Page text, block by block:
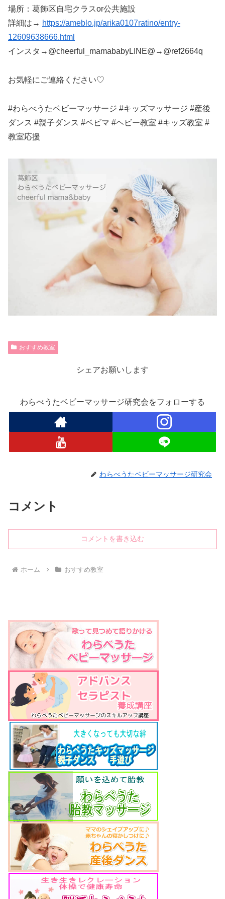
場所：葛飾区自宅クラスor公共施設
詳細は→ https://ameblo.jp/arika0107ratino/entry-
12609638666.html
インスタ→@cheerful_mamababyLINE@→@ref2664q
お気軽にご連絡ください♡
#わらべうたベビーマッサージ #キッズマッサージ #産後
ダンス #親子ダンス #ベビマ #ヘビー教室 #キッズ教室 #
教室応援
おすすめ教室
シェアお願いします
わらべうたベビーマッサージ研究会をフォローする
わらべうたベビーマッサージ研究会
コメント
コメントを書き込む
ホーム おすすめ教室